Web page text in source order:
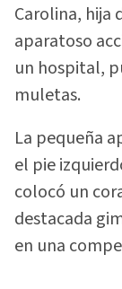
Carolina, hija
aparatoso
un hospital,
muletas.
La pequeña
el pie
colocó un
destacada
en una